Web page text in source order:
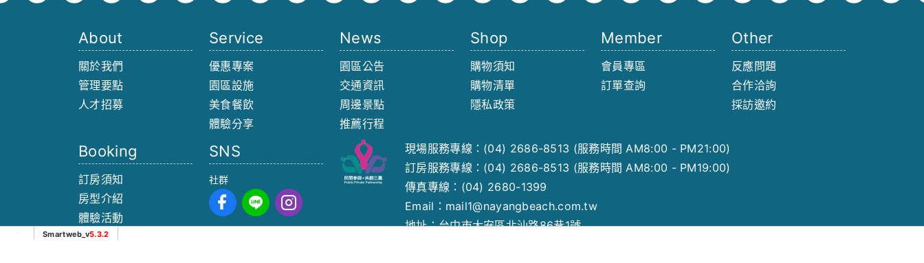
About
關於我們
管理要點
人才招募
Service
優惠專案
園區設施
美食餐飲
體驗分享
News
園區公告
交通資訊
周邊景點
推薦行程
Shop
購物須知
購物清單
隱私政策
Member
會員專區
訂單查詢
Other
反應問題
合作洽詢
採訪邀約
Booking
訂房須知
房型介紹
體驗活動
預約參訪
SNS
社群
現場服務專線： (04) 2686-8513 (服務時間 AM8:00 - PM21:00)
訂房服務專線： (04) 2686-8513 (服務時間 AM8:00 - PM19:00)
傳真專線：(04) 2680-1399
Email： mail1@nayangbeach.com.tw
地址：台中市大安區北汕路86巷1號
Smartweb_v5.3.2